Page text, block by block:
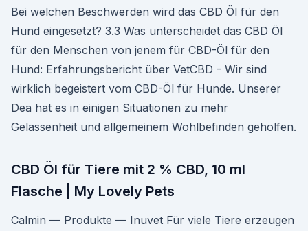
Bei welchen Beschwerden wird das CBD Öl für den
Hund eingesetzt? 3.3 Was unterscheidet das CBD Öl
für den Menschen von jenem für CBD-Öl für den
Hund: Erfahrungsbericht über VetCBD - Wir sind
wirklich begeistert vom CBD-Öl für Hunde. Unserer
Dea hat es in einigen Situationen zu mehr
Gelassenheit und allgemeinem Wohlbefinden geholfen.
CBD Öl für Tiere mit 2 % CBD, 10 ml
Flasche | My Lovely Pets
Calmin — Produkte — Inuvet Für viele Tiere erzeugen